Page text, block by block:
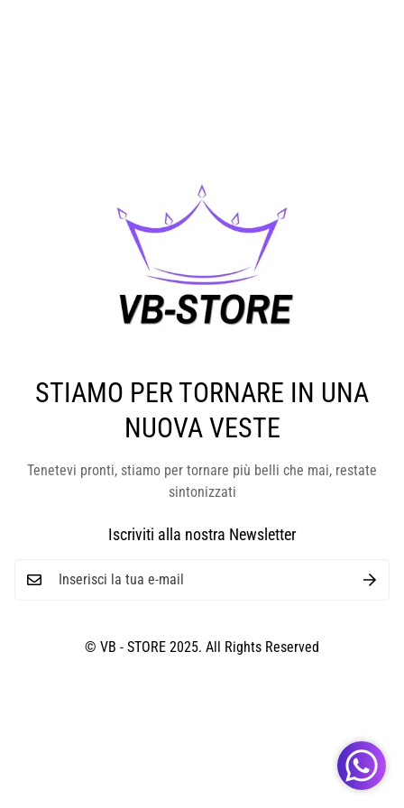
STIAMO PER TORNARE IN UNA
NUOVA VESTE
Tenetevi pronti, stiamo per tornare più belli che mai, restate
sintonizzati
Iscriviti alla nostra Newsletter
© VB - STORE 2025. All Rights Reserved